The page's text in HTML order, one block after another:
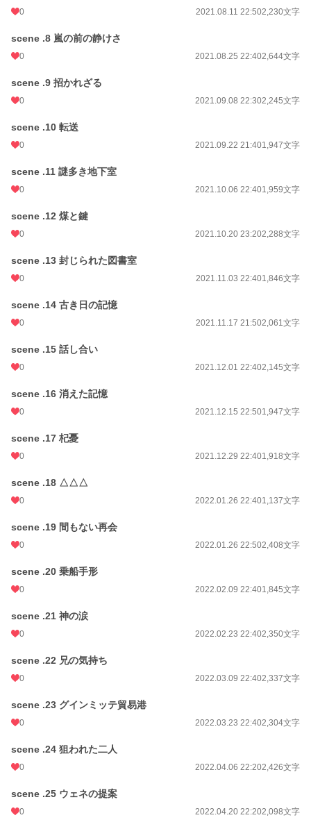
0 2021.08.11 22:502,230文字
scene .8 嵐の前の静けさ
0 2021.08.25 22:402,644文字
scene .9 招かれざる
0 2021.09.08 22:302,245文字
scene .10 転送
0 2021.09.22 21:401,947文字
scene .11 謎多き地下室
0 2021.10.06 22:401,959文字
scene .12 煤と鍵
0 2021.10.20 23:202,288文字
scene .13 封じられた図書室
0 2021.11.03 22:401,846文字
scene .14 古き日の記憶
0 2021.11.17 21:502,061文字
scene .15 話し合い
0 2021.12.01 22:402,145文字
scene .16 消えた記憶
0 2021.12.15 22:501,947文字
scene .17 杞憂
0 2021.12.29 22:401,918文字
scene .18 △△△
0 2022.01.26 22:401,137文字
scene .19 間もない再会
0 2022.01.26 22:502,408文字
scene .20 乗船手形
0 2022.02.09 22:401,845文字
scene .21 神の涙
0 2022.02.23 22:402,350文字
scene .22 兄の気持ち
0 2022.03.09 22:402,337文字
scene .23 グインミッテ貿易港
0 2022.03.23 22:402,304文字
scene .24 狙われた二人
0 2022.04.06 22:202,426文字
scene .25 ウェネの提案
0 2022.04.20 22:202,098文字